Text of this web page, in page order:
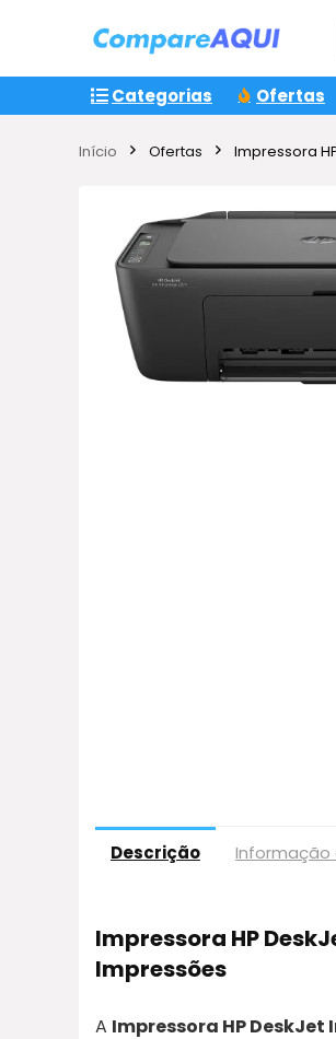
Categorias Ofertas
Início Ofertas Impressora
Descrição Informação
Impressora HP
Impressões
A Impressora HP